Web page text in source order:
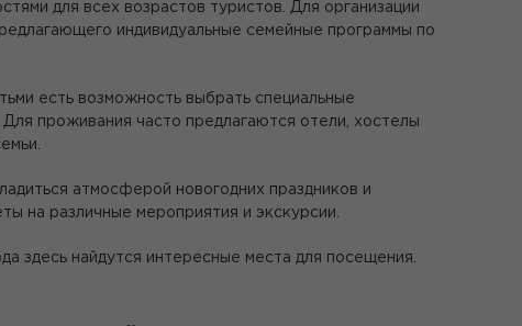
для всех возрастов туристов. Для организации
индивидуальные семейные программы по
есть возможность выбрать специальные
проживания часто предлагаются отели, хостелы
атмосферой новогодних праздников и
на различные мероприятия и экскурсии.
здесь найдутся интересные места для посещения.